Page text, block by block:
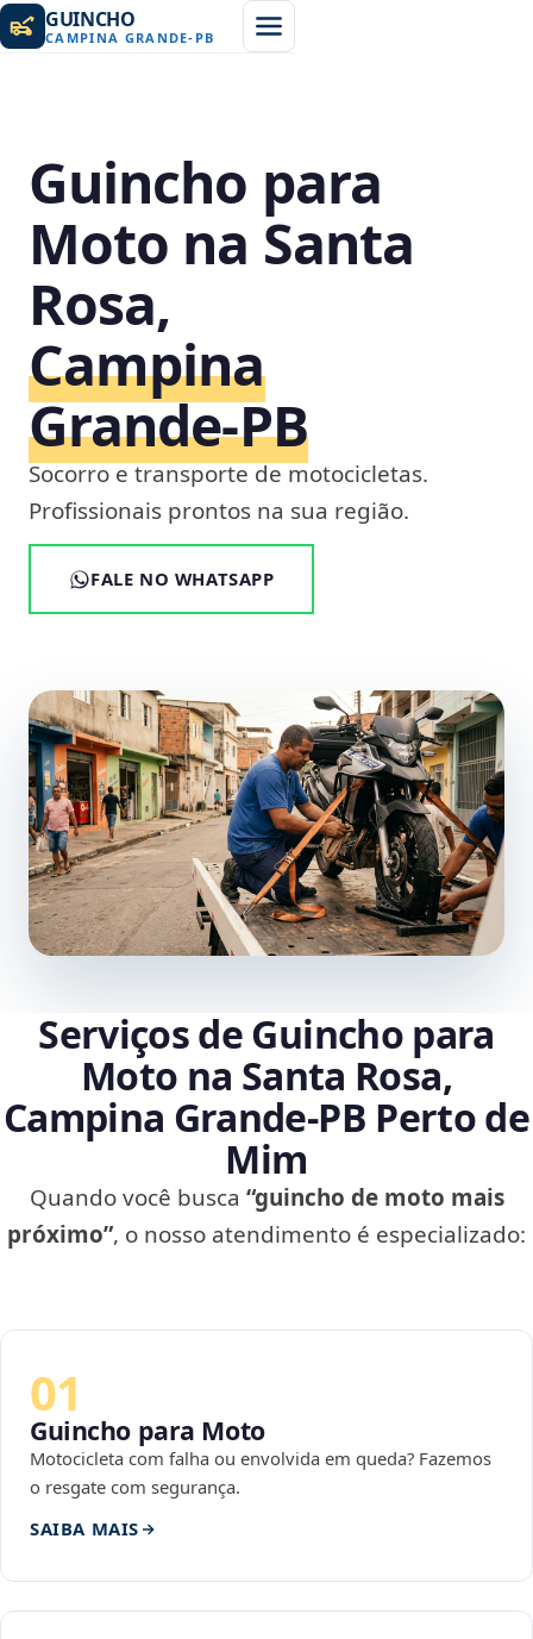
GUINCHO
CAMPINA GRANDE- PB
Guincho para
Moto na Santa
Rosa,
Campina
Grande‑PB
Socorro e transporte de motocicletas.
Profissionais prontos na sua região.
FALE NO WHATSAPP
Serviços de Guincho para
Moto na Santa Rosa,
Campina Grande‑PB Perto de
Mim
Quando você busca “guincho de moto mais
próximo”, o nosso atendimento é especializado:
01
Guincho para Moto
Motocicleta com falha ou envolvida em queda? Fazemos
o resgate com segurança.
SAIBA MAIS